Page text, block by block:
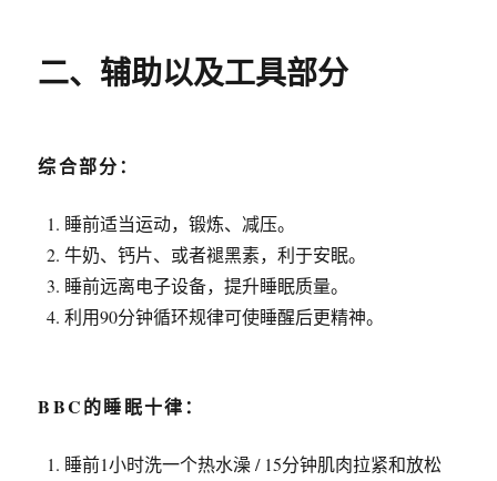
二、辅助以及工具部分
综合部分：
睡前适当运动，锻炼、减压。
牛奶、钙片、或者褪黑素，利于安眠。
睡前远离电子设备，提升睡眠质量。
利用90分钟循环规律可使睡醒后更精神。
BBC的睡眠十律：
睡前1小时洗一个热水澡 / 15分钟肌肉拉紧和放松